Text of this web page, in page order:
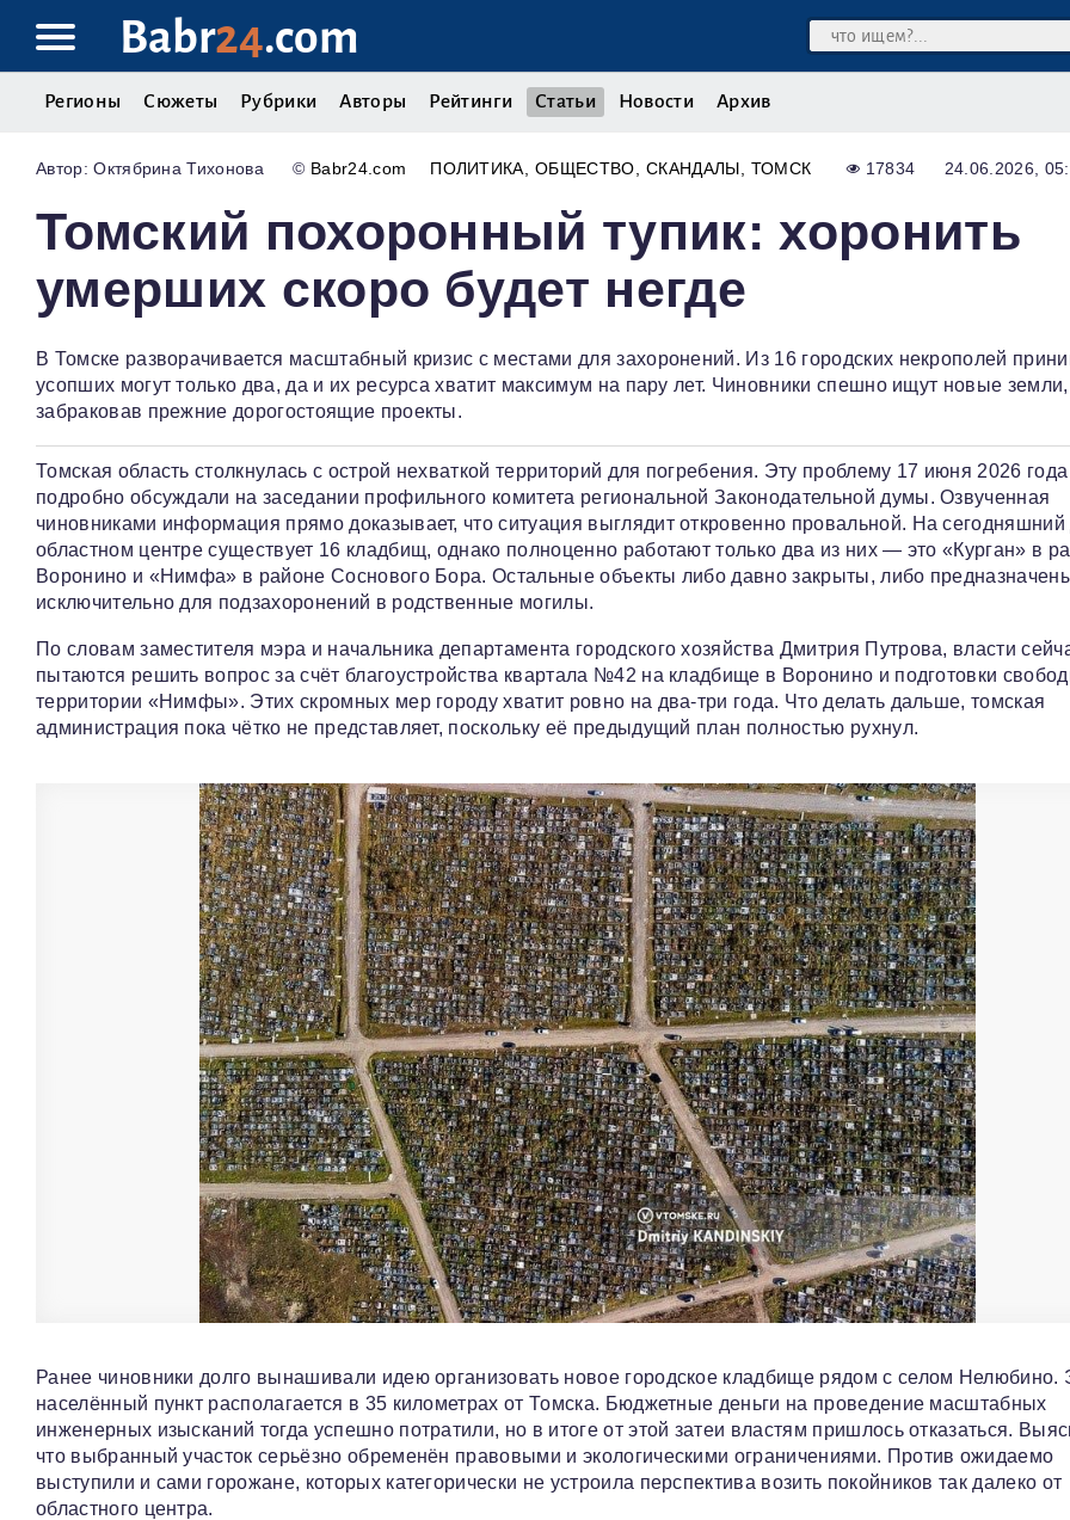
Babr24.com
Регионы Сюжеты Рубрики Авторы Рейтинги Статьи Новости Архив
Октябрина Тихонова © Babr24.com ПОЛИТИКА ОБЩЕСТВО СКАНДАЛЫ ТОМСК 17834 24.06.2026,
Томский похоронный тупик: хоронить
умерших скоро будет негде
В Томске разворачивается масштабный кризис с местами для захоронений. Из 16 городских некрополей
усопших могут только два, да и их ресурса хватит максимум на пару лет. Чиновники спешно ищут новые земли,
забраковав прежние дорогостоящие проекты.
Томская область столкнулась с острой нехваткой территорий для погребения. Эту проблему 17 июня 2026 года
подробно обсуждали на заседании профильного комитета региональной Законодательной думы. Озвученная
чиновниками информация прямо доказывает, что ситуация выглядит откровенно провальной. На сегодняшний
областном центре существует 16 кладбищ, однако полноценно работают только два из них — это «Курган» в
Воронино и «Нимфа» в районе Соснового Бора. Остальные объекты либо давно закрыты, либо
исключительно для подзахоронений в родственные могилы.
По словам заместителя мэра и начальника департамента городского хозяйства Дмитрия Путрова, власти
пытаются решить вопрос за счёт благоустройства квартала №42 на кладбище в Воронино и подготовки
территории «Нимфы». Этих скромных мер городу хватит ровно на два-три года. Что делать дальше, томская
администрация пока чётко не представляет, поскольку её предыдущий план полностью рухнул.
Ранее чиновники долго вынашивали идею организовать новое городское кладбище рядом с селом Нелюбино.
населённый пункт располагается в 35 километрах от Томска. Бюджетные деньги на проведение масштабных
инженерных изысканий тогда успешно потратили, но в итоге от этой затеи властям пришлось отказаться.
что выбранный участок серьёзно обременён правовыми и экологическими ограничениями. Против ожидаемо
выступили и сами горожане, которых категорически не устроила перспектива возить покойников так далеко от
областного центра.